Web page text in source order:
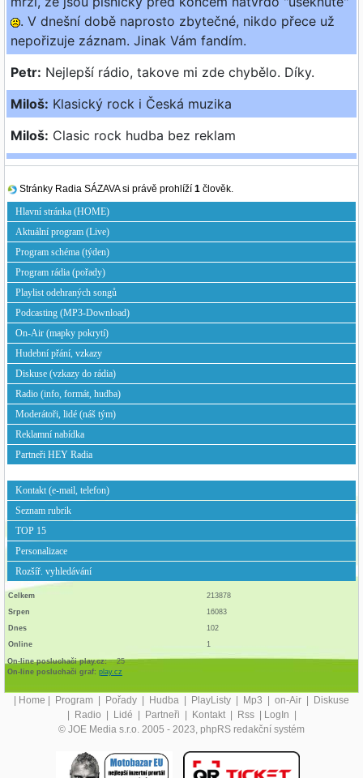
Stránky Radia SÁZAVA si právě prohlíží 1 člověk.
Hlavní stránka (HOME)
Aktuální program (Live)
Program schéma (týden)
Program rádia (pořady)
Playlist odehraných songů
Podcasting (MP3-Download)
On-Air (mapky pokrytí)
Hudební přání, vzkazy
Diskuse (vzkazy do rádia)
Radio (info, formát, hudba)
Moderátoři, lidé (náš tým)
Reklamní nabídka
Partneři HEY Radia
Kontakt (e-mail, telefon)
Seznam rubrik
TOP 15
Personalizace
Rozšíř. vyhledávání
Celkem
213878
Srpen
16083
Dnes
102
Online
1
On-line posluchači play.cz:
25
On-line posluchači graf: play.cz
| Home | Program | Pořady | Hudba | PlayListy | Mp3 | on-Air | Diskuse
| Radio | Lidé | Partneři | Kontakt | Rss | LogIn |
© JOE Media s.r.o. 2005 - 2023, phpRS redakční systém